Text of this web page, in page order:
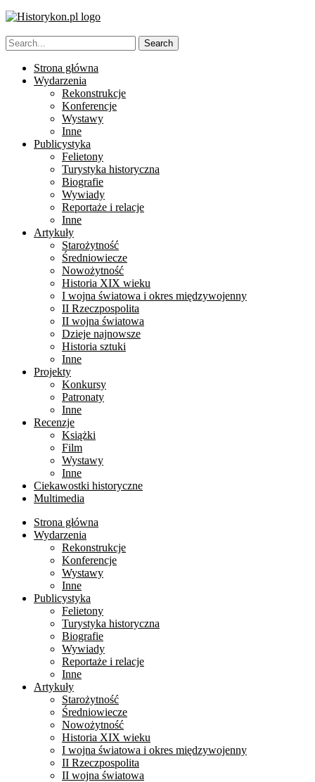
Strona główna
Wydarzenia
Rekonstrukcje
Konferencje
Wystawy
Inne
Publicystyka
Felietony
Turystyka historyczna
Biografie
Wywiady
Reportaże i relacje
Inne
Artykuły
Starożytność
Średniowiecze
Nowożytność
Historia XIX wieku
I wojna światowa i okres międzywojenny
II Rzeczpospolita
II wojna światowa
Dzieje najnowsze
Historia sztuki
Inne
Projekty
Konkursy
Patronaty
Inne
Recenzje
Książki
Film
Wystawy
Inne
Ciekawostki historyczne
Multimedia
Strona główna
Wydarzenia
Rekonstrukcje
Konferencje
Wystawy
Inne
Publicystyka
Felietony
Turystyka historyczna
Biografie
Wywiady
Reportaże i relacje
Inne
Artykuły
Starożytność
Średniowiecze
Nowożytność
Historia XIX wieku
I wojna światowa i okres międzywojenny
II Rzeczpospolita
II wojna światowa